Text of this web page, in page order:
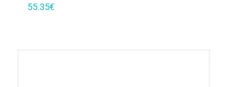
55.35€